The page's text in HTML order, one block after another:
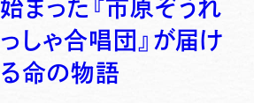
始まった『市原ぞうれ
っしゃ合唱団』が届け
る命の物語